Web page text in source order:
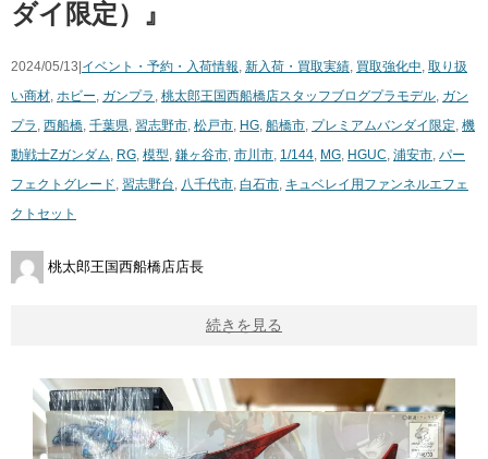
ダイ限定）』
2024/05/13|イベント・予約・入荷情報 新入荷・買取実績 買取強化中 取り扱
い商材 ホビー ガンプラ 桃太郎王国西船橋店スタッフブログプラモデル ガン
プラ 西船橋 千葉県 習志野市 松戸市 HG 船橋市 プレミアムバンダイ限定 機
動戦士Zガンダム RG 模型 鎌ヶ谷市 市川市 1/144 MG HGUC 浦安市 パー
フェクトグレード 習志野台 八千代市 白石市 キュベレイ用ファンネルエフェ
クトセット
桃太郎王国西船橋店店長
続きを見る